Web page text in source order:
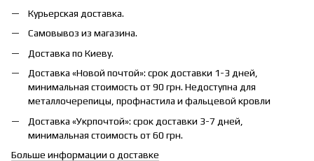
Курьерская доставка.
Самовывоз из магазина.
Доставка по Киеву.
Доставка «Новой почтой»: срок доставки 1-3 дней,
минимальная стоимость от 90 грн. Недоступна для
металлочерепицы, профнастила и фальцевой кровли
Доставка «Укрпочтой»: срок доставки 3-7 дней,
минимальная стоимость от 60 грн.
Больше информации о доставке